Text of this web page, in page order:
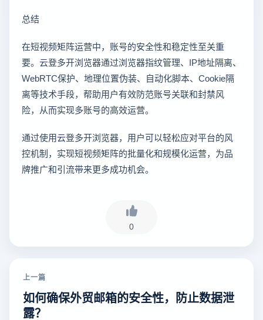
总结
在短视频矩阵运营中，账号的安全性和稳定性至关重
要。云登多开浏览器通过浏览器指纹管理、IP地址隔离、
WebRTC保护、地理位置伪装、自动化脚本、Cookie隔
离等技术手段，帮助用户有效防范账号关联和封禁风
险，从而实现多账号的高效运营。
通过使用云登多开浏览器，用户可以轻松应对平台的风
控机制，实现短视频矩阵的批量化和规模化运营，为品
牌推广和引流带来更多成功机会。
0
上一篇
如何确保外贸邮箱的安全性，防止数据泄
露？